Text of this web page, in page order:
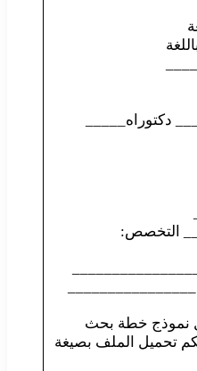
دكتوراه_____
التخصص:
________________
نموذج خطة بحث
تحميل الملف بصيغة